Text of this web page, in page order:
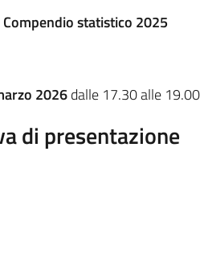
statistico 2025
2026dalle 17.30 alle
di presentazione